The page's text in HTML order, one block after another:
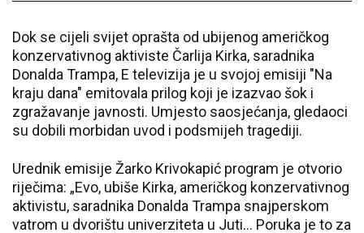
Dok se cijeli svijet oprašta od ubijenog američkog
konzervativnog aktiviste Čarlija Kirka, saradnika
Donalda Trampa, E televizija je u svojoj emisiji "Na
kraju dana" emitovala prilog koji je izazvao šok i
zgražavanje javnosti. Umjesto saosjećanja, gledaoci
su dobili morbidan uvod i podsmijeh tragediji.
Urednik emisije Žarko Krivokapić program je otvorio
riječima: „Evo, ubiše Kirka, američkog konzervativnog
aktivistu, saradnika Donalda Trampa snajperskom
vatrom u dvorištu univerziteta u Juti… Poruka je to za